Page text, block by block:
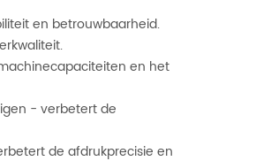
en betrouwbaarheid.
en het
- verbetert de
de afdrukprecisie en